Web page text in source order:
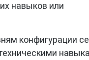
навыков или
конфигурации